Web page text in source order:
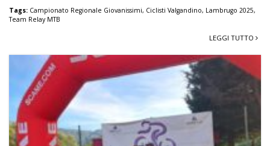
Tags: Campionato Regionale Giovanissimi, Ciclisti Valgandino, Lambrugo 2025,
Team Relay MTB
LEGGI TUTTO